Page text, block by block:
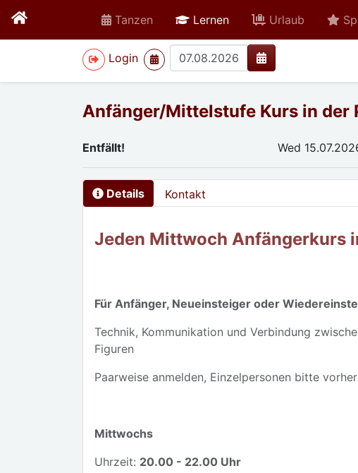
Tanzen Lernenactive Urlaub
Login
>
Anfänger/Mittelstufe Kurs in der
Entfällt! Wed
Details Kontakt
Jeden Mittwoch Anfängerkurs
Für Anfänger, Neueinsteiger oder
Technik, Kommunikation und Verbindung
Figuren
Paarweise anmelden, Einzelpersonen bitte
Mittwochs
Uhrzeit: 20.00 - 22.00 Uhr